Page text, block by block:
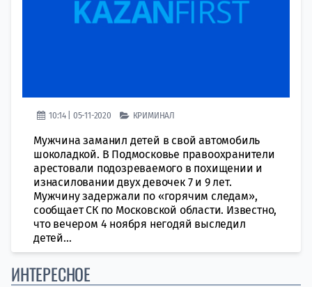
10:14 | 05-11-2020 КРИМИНАЛ
Мужчина заманил детей в свой автомобиль
шоколадкой. В Подмосковье правоохранители
арестовали подозреваемого в похищении и
изнасиловании двух девочек 7 и 9 лет.
Мужчину задержали по «горячим следам»,
сообщает СК по Московской области. Известно,
что вечером 4 ноября негодяй выследил
детей...
ИНТЕРЕСНОЕ